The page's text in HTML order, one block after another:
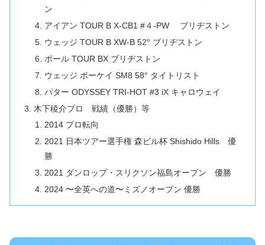
ン
アイアン TOUR B X-CB1 #４-PW ブリヂストン
ウェッジ TOUR B XW-B 52° ブリヂストン
ボール TOUR BX ブリヂストン
ウェッジ ボーケイ SM8 58° タイトリスト
パター ODYSSEY TRI-HOT #3 iX キャロウェイ
木下稜介プロ 戦績（優勝）等
2014 プロ転向
2021 日本ツアー選手権 森ビル杯 Shishido Hills 優
勝
2021 ダンロップ・スリクソン福島オープン 優勝
2024 〜全英への道〜ミズノオープン 優勝